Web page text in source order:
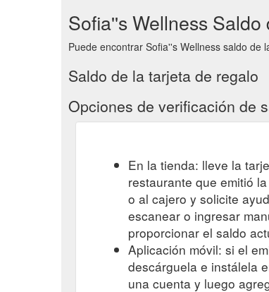
Sofia''s Wellness
Puede encontrar Sofia''s Wellness saldo de
Saldo de la tarjeta de regalo
Opciones de verificación de
En la tienda: lleve la
restaurante que emitió
o al cajero y solicite
escanear o ingresar
proporcionar el saldo
Aplicación móvil: si el
descárguela e instálela
una cuenta y luego